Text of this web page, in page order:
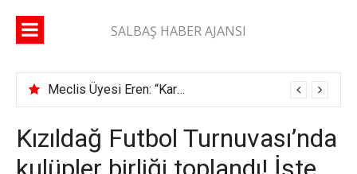
SALBAŞ HABER AJANSI
Meclis Üyesi Eren: “Karaisalı yolunda 2 ay geçti, şerit çizgisi bile çekilmedi”
Kızıldağ Futbol Turnuvası’nda